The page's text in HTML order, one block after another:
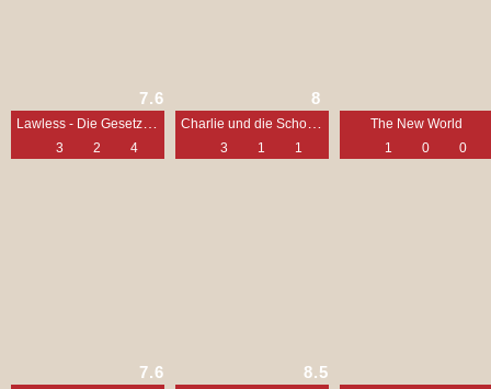
7.6
3 2 4
8
3 1 1
The New World
1
0 0
7.6 8.5